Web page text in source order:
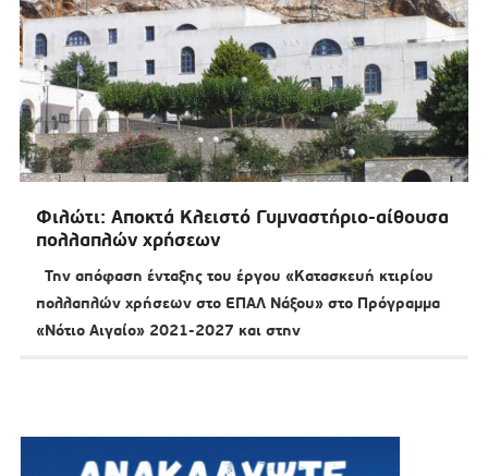
Φιλώτι: Αποκτά Κλειστό Γυμναστήριο-αίθουσα
πολλαπλών χρήσεων
Την απόφαση ένταξης του έργου «Κατασκευή κτιρίου
πολλαπλών χρήσεων στο ΕΠΑΛ Νάξου» στο Πρόγραμμα
«Νότιο Αιγαίο» 2021-2027 και στην